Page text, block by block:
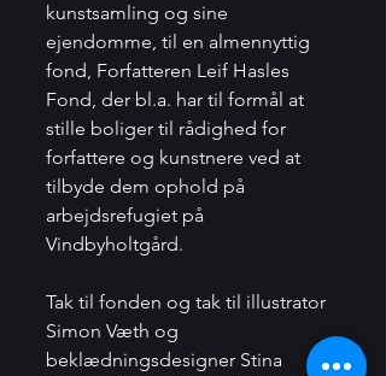
kunstsamling og sine
ejendomme, til en almennyttig
fond, Forfatteren Leif Hasles
Fond, der bl.a. har til formål at
stille boliger til rådighed for
forfattere og kunstnere ved at
tilbyde dem ophold på
arbejdsrefugiet på
Vindbyholtgård.
Tak til fonden og tak til illustrator
Simon Væth og
beklædningsdesigner Stina